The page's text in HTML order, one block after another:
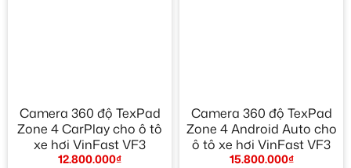
Camera 360 độ TexPad
Zone 4 CarPlay cho ô tô
xe hơi VinFast VF3
12.800.000₫
Camera 360 độ TexPad
Zone 4 Android Auto cho
ô tô xe hơi VinFast VF3
15.800.000₫